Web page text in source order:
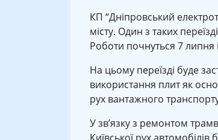
КП “Дніпровський
місту. Один з таких
Роботи почнуться 7 липня
На цьому переїзді буде
використання плит як
рух вантажного
У зв’язку з ремонтом